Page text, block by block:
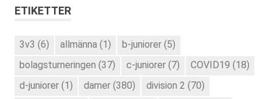
ETIKETTER
3v3 (6) allmänna (1) b-juniorer (5)
bolagsturneringen (37) c-juniorer (7) COVID19 (18)
d-juniorer (1) damer (380) division 2 (70)